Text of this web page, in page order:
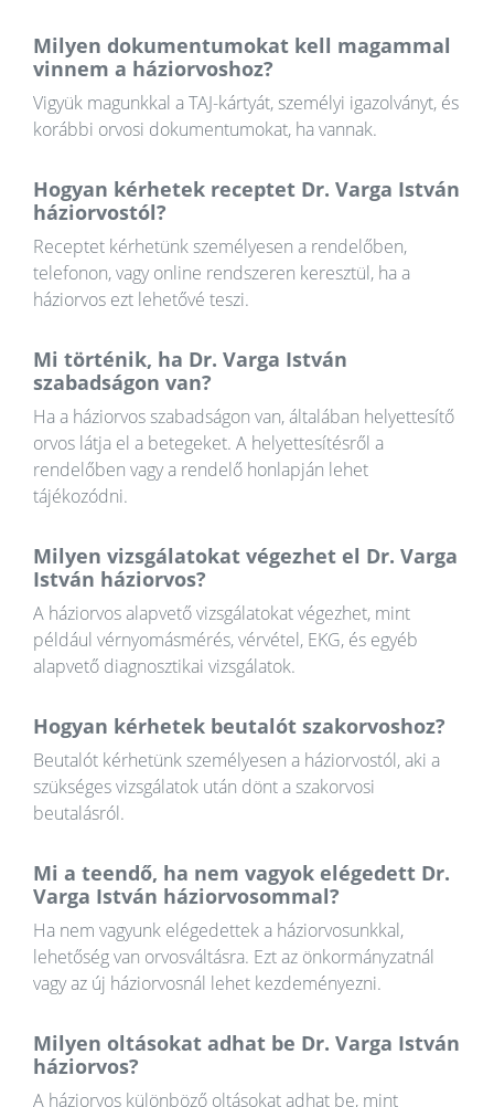
Milyen dokumentumokat kell magammal
vinnem a háziorvoshoz?
Vigyük magunkkal a TAJ-kártyát, személyi igazolványt, és
korábbi orvosi dokumentumokat, ha vannak.
Hogyan kérhetek receptet Dr. Varga István
háziorvostól?
Receptet kérhetünk személyesen a rendelőben,
telefonon, vagy online rendszeren keresztül, ha a
háziorvos ezt lehetővé teszi.
Mi történik, ha Dr. Varga István
szabadságon van?
Ha a háziorvos szabadságon van, általában helyettesítő
orvos látja el a betegeket. A helyettesítésről a
rendelőben vagy a rendelő honlapján lehet
tájékozódni.
Milyen vizsgálatokat végezhet el Dr. Varga
István háziorvos?
A háziorvos alapvető vizsgálatokat végezhet, mint
például vérnyomásmérés, vérvétel, EKG, és egyéb
alapvető diagnosztikai vizsgálatok.
Hogyan kérhetek beutalót szakorvoshoz?
Beutalót kérhetünk személyesen a háziorvostól, aki a
szükséges vizsgálatok után dönt a szakorvosi
beutalásról.
Mi a teendő, ha nem vagyok elégedett Dr.
Varga István háziorvosommal?
Ha nem vagyunk elégedettek a háziorvosunkkal,
lehetőség van orvosváltásra. Ezt az önkormányzatnál
vagy az új háziorvosnál lehet kezdeményezni.
Milyen oltásokat adhat be Dr. Varga István
háziorvos?
A háziorvos különböző oltásokat adhat be, mint